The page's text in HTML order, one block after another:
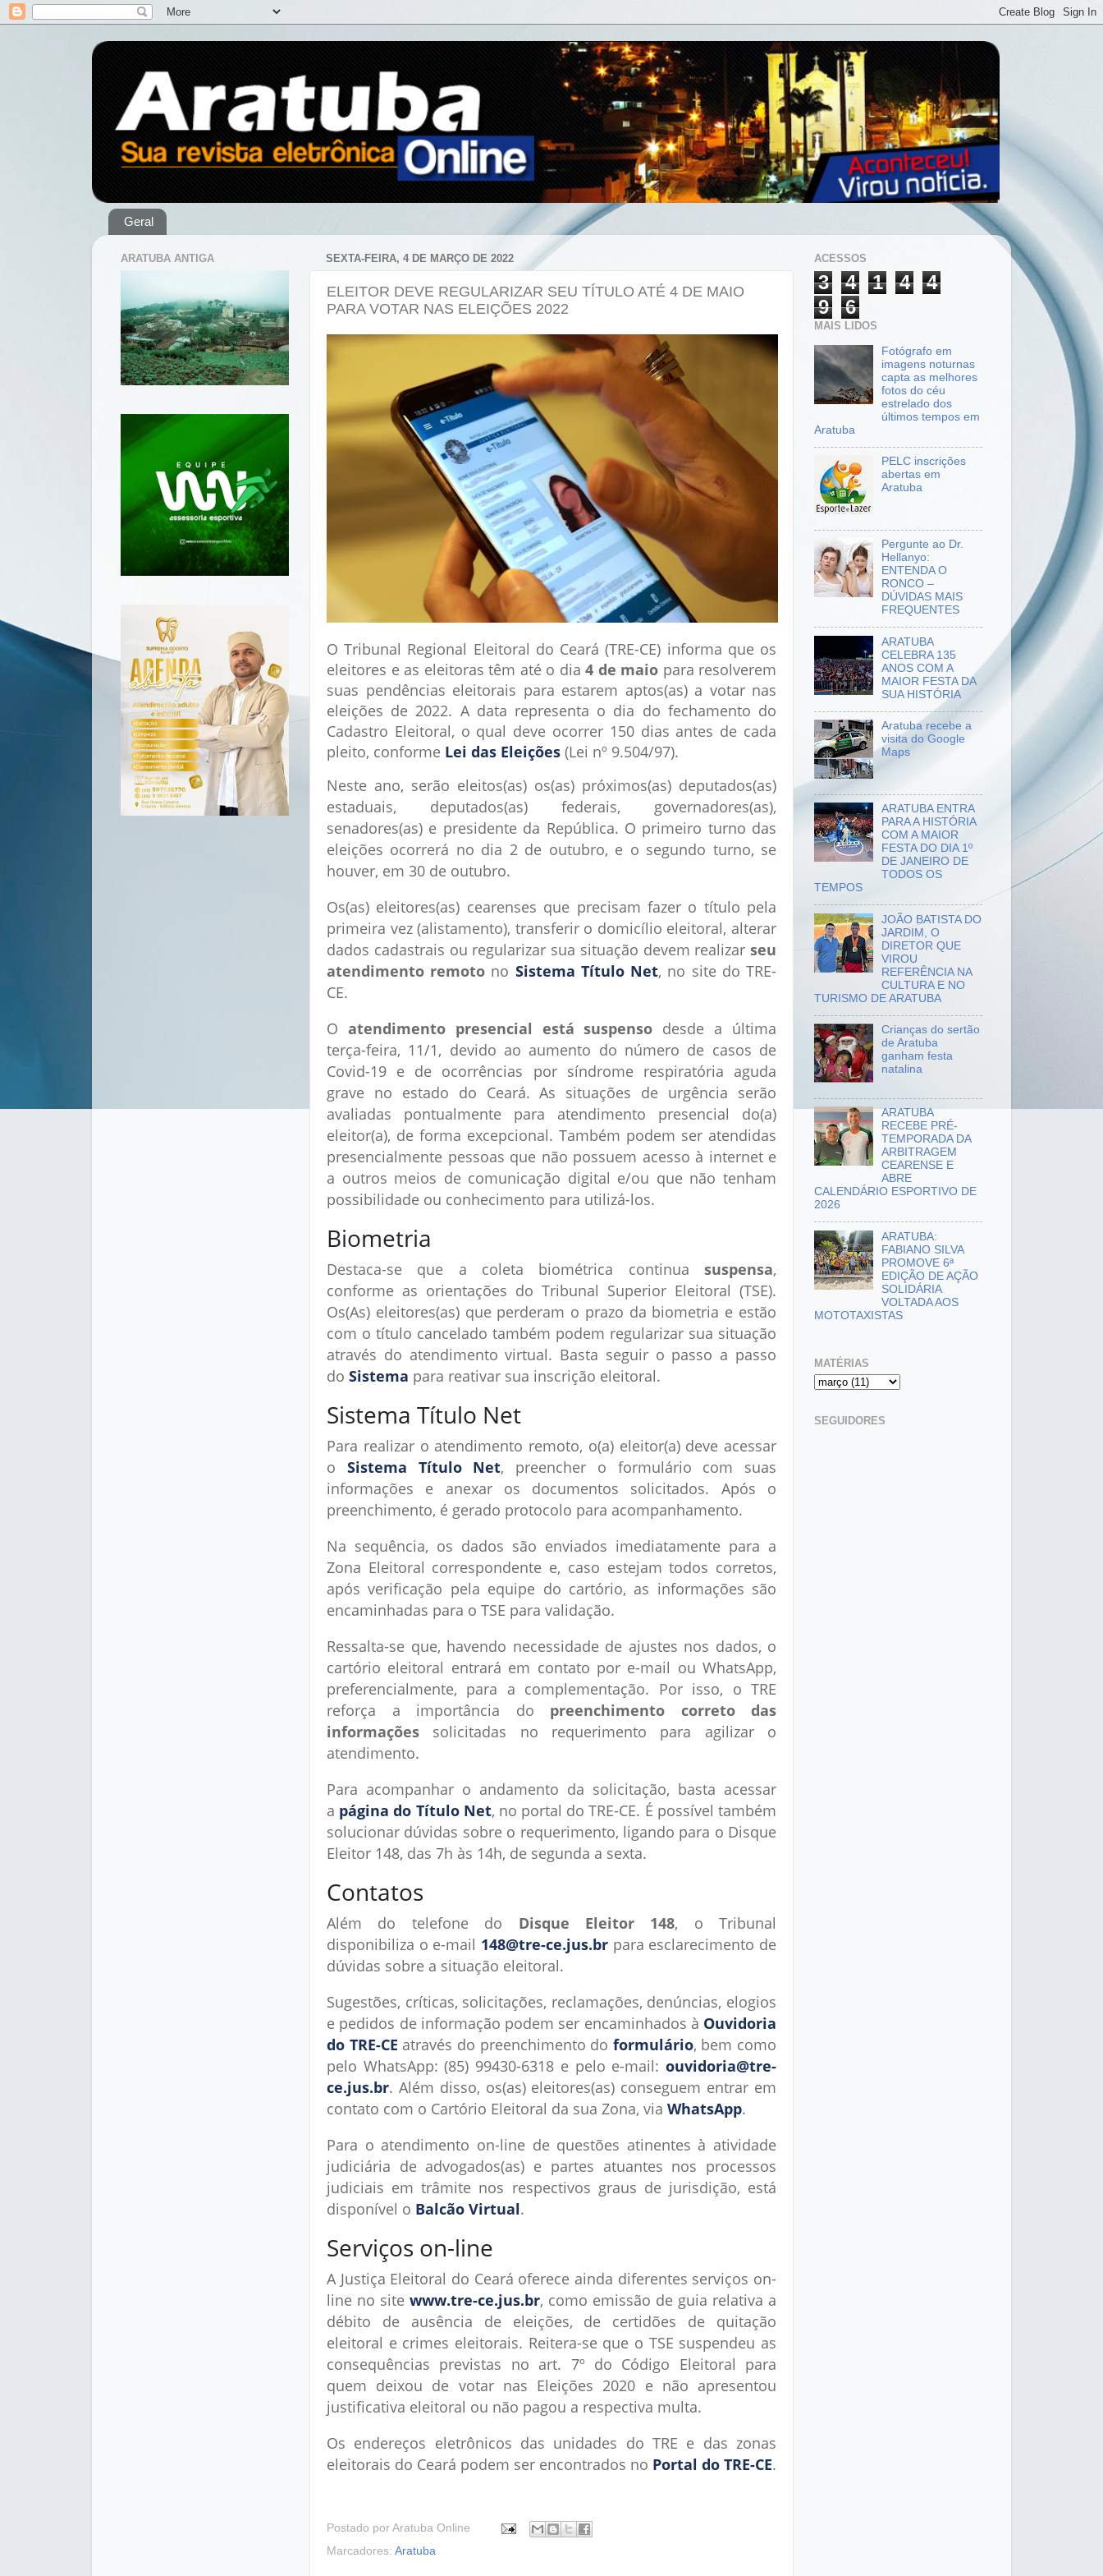
Geral
SEXTA-FEIRA, 4 DE MARÇO DE 2022
ELEITOR DEVE REGULARIZAR SEU TÍTULO ATÉ 4 DE MAIO
PARA VOTAR NAS ELEIÇÕES 2022
O Tribunal Regional Eleitoral do Ceará (TRE-CE) informa que os
eleitores e as eleitoras têm até o dia 4 de maio para resolverem
suas pendências eleitorais para estarem aptos(as) a votar nas
eleições de 2022. A data representa o dia do fechamento do
Cadastro Eleitoral, o qual deve ocorrer 150 dias antes de cada
pleito, conforme Lei das Eleições (Lei nº 9.504/97).
Neste ano, serão eleitos(as) os(as) próximos(as) deputados(as)
estaduais, deputados(as) federais, governadores(as),
senadores(as) e presidente da República. O primeiro turno das
eleições ocorrerá no dia 2 de outubro, e o segundo turno, se
houver, em 30 de outubro.
Os(as) eleitores(as) cearenses que precisam fazer o título pela
primeira vez (alistamento), transferir o domicílio eleitoral, alterar
dados cadastrais ou regularizar sua situação devem realizar seu
atendimento remoto no Sistema Título Net, no site do TRE-
CE.
O atendimento presencial está suspenso desde a última
terça-feira, 11/1, devido ao aumento do número de casos de
Covid-19 e de ocorrências por síndrome respiratória aguda
grave no estado do Ceará. As situações de urgência serão
avaliadas pontualmente para atendimento presencial do(a)
eleitor(a), de forma excepcional. Também podem ser atendidas
presencialmente pessoas que não possuem acesso à internet e
a outros meios de comunicação digital e/ou que não tenham
possibilidade ou conhecimento para utilizá-los.
Biometria
Destaca-se que a coleta biométrica continua suspensa,
conforme as orientações do Tribunal Superior Eleitoral (TSE).
Os(As) eleitores(as) que perderam o prazo da biometria e estão
com o título cancelado também podem regularizar sua situação
através do atendimento virtual. Basta seguir o passo a passo
do Sistema para reativar sua inscrição eleitoral.
Sistema Título Net
Para realizar o atendimento remoto, o(a) eleitor(a) deve acessar
o Sistema Título Net, preencher o formulário com suas
informações e anexar os documentos solicitados. Após o
preenchimento, é gerado protocolo para acompanhamento.
Na sequência, os dados são enviados imediatamente para a
Zona Eleitoral correspondente e, caso estejam todos corretos,
após verificação pela equipe do cartório, as informações são
encaminhadas para o TSE para validação.
Ressalta-se que, havendo necessidade de ajustes nos dados, o
cartório eleitoral entrará em contato por e-mail ou WhatsApp,
preferencialmente, para a complementação. Por isso, o TRE
reforça a importância do preenchimento correto das
informações solicitadas no requerimento para agilizar o
atendimento.
Para acompanhar o andamento da solicitação, basta acessar
a página do Título Net, no portal do TRE-CE. É possível também
solucionar dúvidas sobre o requerimento, ligando para o Disque
Eleitor 148, das 7h às 14h, de segunda a sexta.
Contatos
Além do telefone do Disque Eleitor 148, o Tribunal
disponibiliza o e-mail 148@tre-ce.jus.br para esclarecimento de
dúvidas sobre a situação eleitoral.
Sugestões, críticas, solicitações, reclamações, denúncias, elogios
e pedidos de informação podem ser encaminhados à Ouvidoria
do TRE-CE através do preenchimento do formulário, bem como
pelo WhatsApp: (85) 99430-6318 e pelo e-mail: ouvidoria@tre-
ce.jus.br. Além disso, os(as) eleitores(as) conseguem entrar em
contato com o Cartório Eleitoral da sua Zona, via WhatsApp.
Para o atendimento on-line de questões atinentes à atividade
judiciária de advogados(as) e partes atuantes nos processos
judiciais em trâmite nos respectivos graus de jurisdição, está
disponível o Balcão Virtual.
Serviços on-line
A Justiça Eleitoral do Ceará oferece ainda diferentes serviços on-
line no site www.tre-ce.jus.br, como emissão de guia relativa a
débito de ausência de eleições, de certidões de quitação
eleitoral e crimes eleitorais. Reitera-se que o TSE suspendeu as
consequências previstas no art. 7º do Código Eleitoral para
quem deixou de votar nas Eleições 2020 e não apresentou
justificativa eleitoral ou não pagou a respectiva multa.
Os endereços eletrônicos das unidades do TRE e das zonas
eleitorais do Ceará podem ser encontrados no Portal do TRE-CE.
Postado por Aratuba Online
Marcadores: Aratuba
ARATUBA ANTIGA ACESSOS
3 4 1 4
4
9
6
MAIS LIDOS
Fotógrafo em
imagens noturnas
capta as melhores
fotos do céu
estrelado dos
últimos tempos em
Aratuba
PELC inscrições
abertas em
Aratuba
Pergunte ao Dr.
Hellanyo:
ENTENDA O
RONCO –
DÚVIDAS MAIS
FREQUENTES
ARATUBA
CELEBRA 135
ANOS COM A
MAIOR FESTA DA
SUA HISTÓRIA
Aratuba recebe a
visita do Google
Maps
ARATUBA ENTRA
PARA A HISTÓRIA
COM A MAIOR
FESTA DO DIA 1º
DE JANEIRO DE
TODOS OS
TEMPOS
JOÃO BATISTA DO
JARDIM, O
DIRETOR QUE
VIROU
REFERÊNCIA NA
CULTURA E NO
TURISMO DE ARATUBA
Crianças do sertão
de Aratuba
ganham festa
natalina
ARATUBA
RECEBE PRÉ-
TEMPORADA DA
ARBITRAGEM
CEARENSE E
ABRE
CALENDÁRIO ESPORTIVO DE
2026
ARATUBA:
FABIANO SILVA
PROMOVE 6ª
EDIÇÃO DE AÇÃO
SOLIDÁRIA
VOLTADA AOS
MOTOTAXISTAS
MATÉRIAS
SEGUIDORES